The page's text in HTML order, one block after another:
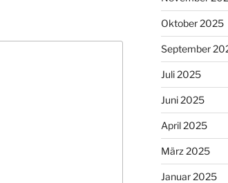
Oktober 2025
September
Juli 2025
Juni 2025
April 2025
März 2025
Januar 2025